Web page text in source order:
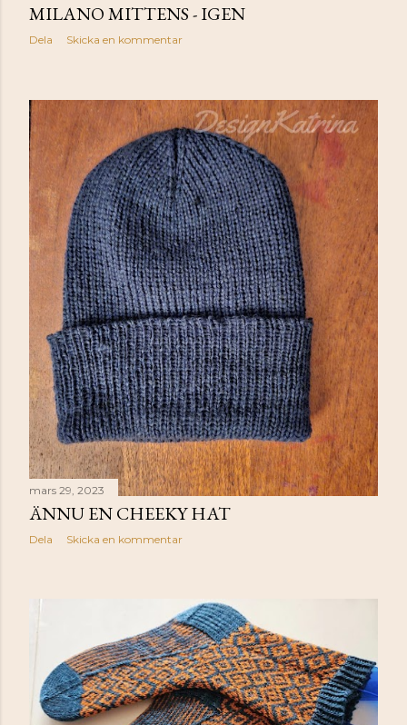
MILANO MITTENS - IGEN
Dela Skicka en kommentar
mars 29, 2023
ÄNNU EN CHEEKY HAT
Dela Skicka en kommentar